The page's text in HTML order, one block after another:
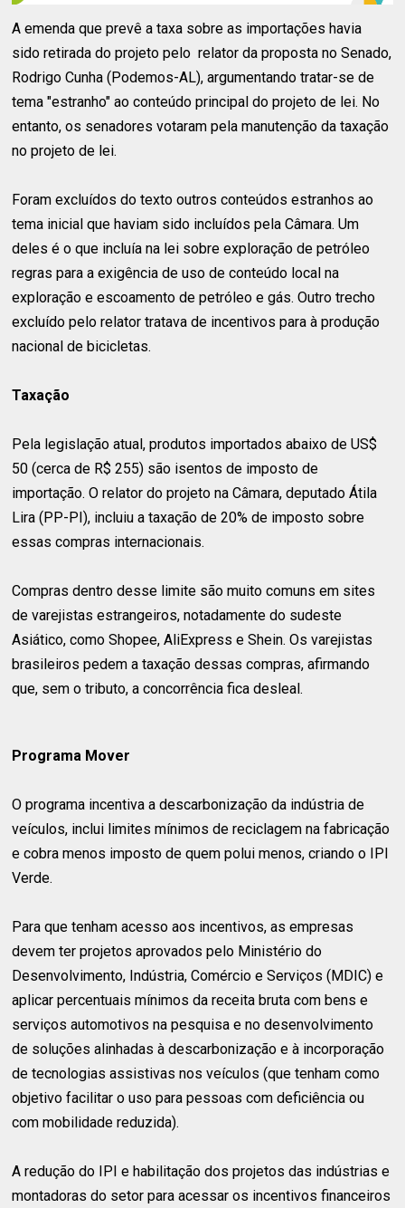
A emenda que prevê a taxa sobre as importações havia
sido retirada do projeto pelo relator da proposta no Senado,
Rodrigo Cunha (Podemos-AL), argumentando tratar-se de
tema "estranho" ao conteúdo principal do projeto de lei. No
entanto, os senadores votaram pela manutenção da taxação
no projeto de lei.
Foram excluídos do texto outros conteúdos estranhos ao
tema inicial que haviam sido incluídos pela Câmara. Um
deles é o que incluía na lei sobre exploração de petróleo
regras para a exigência de uso de conteúdo local na
exploração e escoamento de petróleo e gás. Outro trecho
excluído pelo relator tratava de incentivos para à produção
nacional de bicicletas.
Taxação
Pela legislação atual, produtos importados abaixo de US$
50 (cerca de R$ 255) são isentos de imposto de
importação. O relator do projeto na Câmara, deputado Átila
Lira (PP-PI), incluiu a taxação de 20% de imposto sobre
essas compras internacionais.
Compras dentro desse limite são muito comuns em sites
de varejistas estrangeiros, notadamente do sudeste
Asiático, como Shopee, AliExpress e Shein. Os varejistas
brasileiros pedem a taxação dessas compras, afirmando
que, sem o tributo, a concorrência fica desleal.
Programa Mover
O programa incentiva a descarbonização da indústria de
veículos, inclui limites mínimos de reciclagem na fabricação
e cobra menos imposto de quem polui menos, criando o IPI
Verde.
Para que tenham acesso aos incentivos, as empresas
devem ter projetos aprovados pelo Ministério do
Desenvolvimento, Indústria, Comércio e Serviços (MDIC) e
aplicar percentuais mínimos da receita bruta com bens e
serviços automotivos na pesquisa e no desenvolvimento
de soluções alinhadas à descarbonização e à incorporação
de tecnologias assistivas nos veículos (que tenham como
objetivo facilitar o uso para pessoas com deficiência ou
com mobilidade reduzida).
A redução do IPI e habilitação dos projetos das indústrias e
montadoras do setor para acessar os incentivos financeiros